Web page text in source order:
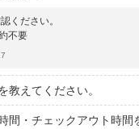
ください。
不要
教えてください。
間・チェックアウト時間